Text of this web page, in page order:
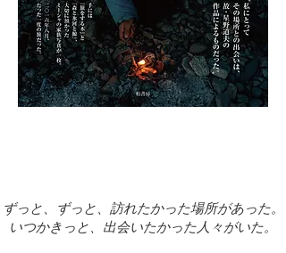
ずっと、ずっと、訪れたかった場所があった。
​いつかきっと、出会いたかった人々がいた。